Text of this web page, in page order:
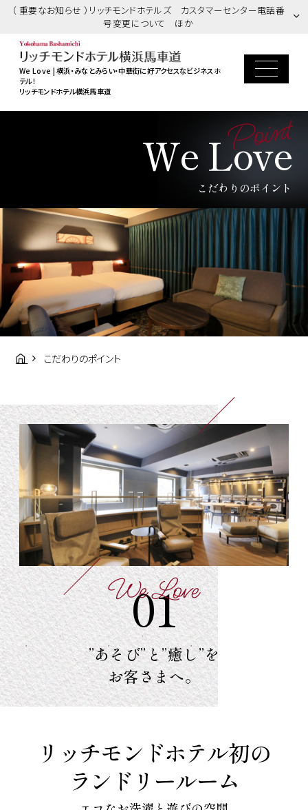
（ 重要なお知らせ ）リッチモンドホテルズ カスタマーセンター電話番
号変更について ほか
We Love | 横浜・みなとみらい・中華街に好アクセスなビジネスホ
テル！
リッチモンドホテル横浜馬車道
We Love
Point
こだわりのポイント
こだわりのポイント
01
We Love
”あそび”と”癒し”を
お客さまへ。
リッチモンドホテル初の
ランドリールーム